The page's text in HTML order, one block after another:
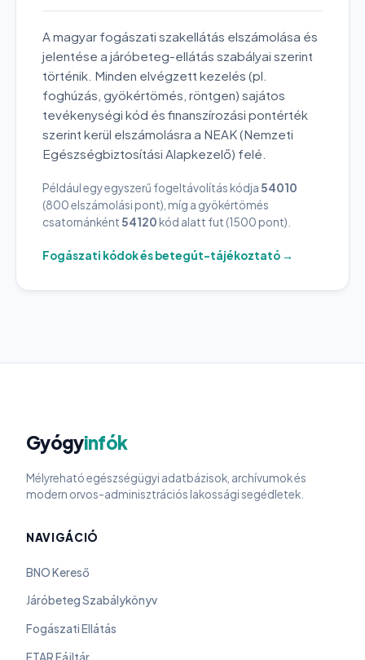
A magyar fogászati szakellátás elszámolása és
jelentése a járóbeteg-ellátás szabályai szerint
történik. Minden elvégzett kezelés (pl.
foghúzás, gyökértömés, röntgen) sajátos
tevékenységi kód és finanszírozási pontérték
szerint kerül elszámolásra a NEAK (Nemzeti
Egészségbiztosítási Alapkezelő) felé.
Például egy egyszerű fogeltávolítás kódja 54010
(800 elszámolási pont), míg a gyökértömés
csatornánként 54120 kód alatt fut (1500 pont).
Fogászati kódok és betegút-tájékoztató →
Gyógyinfók
Mélyreható egészségügyi adatbázisok, archívumok és
modern orvos-adminisztrációs lakossági segédletek.
NAVIGÁCIÓ
BNO Kereső
Járóbeteg Szabálykönyv
Fogászati Ellátás
FTAR Fájltár